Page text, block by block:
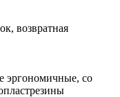
возвратная
эргономичные, со